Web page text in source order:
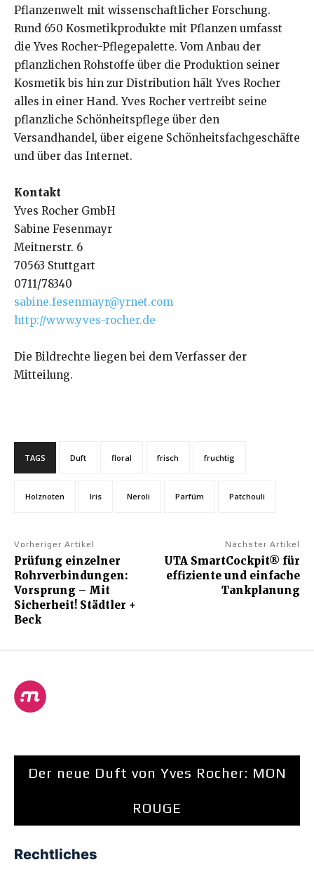
Pflanzenwelt mit wissenschaftlicher Forschung.
Rund 650 Kosmetikprodukte mit Pflanzen umfasst
die Yves Rocher-Pflegepalette. Vom Anbau der
pflanzlichen Rohstoffe über die Produktion seiner
Kosmetik bis hin zur Distribution hält Yves Rocher
alles in einer Hand. Yves Rocher vertreibt seine
pflanzliche Schönheitspflege über den
Versandhandel, über eigene Schönheitsfachgeschäfte
und über das Internet.
Kontakt
Yves Rocher GmbH
Sabine Fesenmayr
Meitnerstr. 6
70563 Stuttgart
0711/78340
sabine.fesenmayr@yrnet.com
http://www.yves-rocher.de
Die Bildrechte liegen bei dem Verfasser der
Mitteilung.
TAGS Duft floral frisch fruchtig
Holznoten Iris Neroli Parfüm Patchouli
Vorheriger Artikel
Prüfung einzelner
Rohrverbindungen:
Vorsprung – Mit
Sicherheit! Städtler +
Beck
Nächster Artikel
UTA SmartCockpit® für
effiziente und einfache
Tankplanung
Der neue Duft von Yves Rocher: MON
ROUGE
Rechtliches